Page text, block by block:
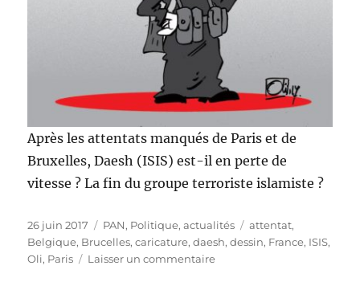
Après les attentats manqués de Paris et de
Bruxelles, Daesh (ISIS) est-il en perte de
vitesse ? La fin du groupe terroriste islamiste ?
Publié
le
26 juin 2017 Catégories
PAN, Politique, actualités Étiquettes
attentat,
Belgique, Brucelles,caricature,daesh,dessin, France, ISIS,
Oli, Paris Laisser un commentairesur